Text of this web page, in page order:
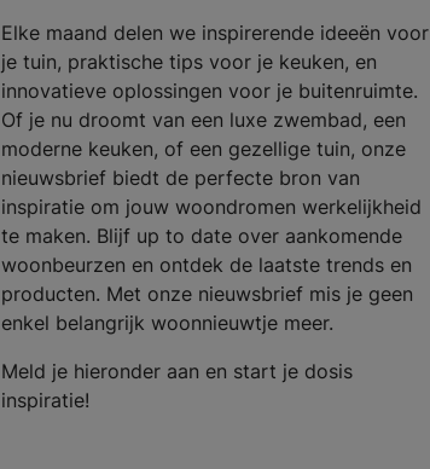
Elke maand delen we inspirerende ideeën voor
je tuin, praktische tips voor je keuken, en
innovatieve oplossingen voor je buitenruimte.
Of je nu droomt van een luxe zwembad, een
moderne keuken, of een gezellige tuin, onze
nieuwsbrief biedt de perfecte bron van
inspiratie om jouw woondromen werkelijkheid
te maken. Blijf up to date over aankomende
woonbeurzen en ontdek de laatste trends en
producten. Met onze nieuwsbrief mis je geen
enkel belangrijk woonnieuwtje meer.
Meld je hieronder aan en start je dosis
inspiratie!